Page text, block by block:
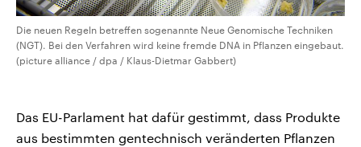
Die neuen Regeln betreffen sogenannte Neue Genomische Techniken
(NGT). Bei den Verfahren wird keine fremde DNA in Pflanzen eingebaut.
(picture alliance / dpa / Klaus-Dietmar Gabbert)
Das EU-Parlament hat dafür gestimmt, dass Produkte
aus bestimmten gentechnisch veränderten Pflanzen